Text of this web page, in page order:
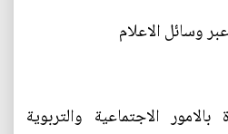
وسائل الاعلام
الاجتماعية والتربوية